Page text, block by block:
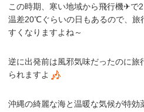
この時期、寒い地域から飛行機✈で
温差20℃ぐらいの日もあるので、旅
すくなりますよね～
逆に出発前は風邪気味だったのに旅
られますよ
沖縄の綺麗な海と温暖な気候が特効